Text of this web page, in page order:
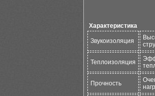
Характеристика
Звукоизоляция
Теплоизоляция
Прочность